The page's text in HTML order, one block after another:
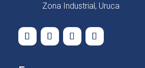
Zona Industrial, Uruca